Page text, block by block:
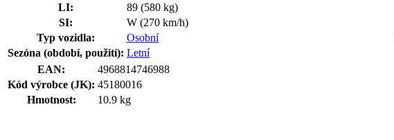
LI:
89 (580 kg)
SI:
W (270 km/h)
Typ vozidla:
Osobní
Sezóna (období, použití): Letní
EAN:
4968814746988
Kód výrobce (JK): 45180016
Hmotnost:
10.9 kg